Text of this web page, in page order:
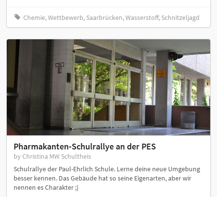
Chemie, Wettbewerb, Saarbrücken, Wasserstoff, Schnitzeljagd
Pharmakanten-Schulrallye an der PES
by Christina MW Schultheis
Schulrallye der Paul-Ehrlich Schule. Lerne deine neue Umgebung
besser kennen. Das Gebäude hat so seine Eigenarten, aber wir
nennen es Charakter ;)